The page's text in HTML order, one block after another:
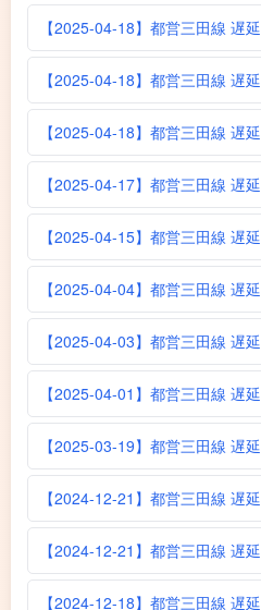
【2025-04-18】都営三田線 遅延
【2025-04-18】都営三田線 遅延
【2025-04-18】都営三田線 遅延
【2025-04-17】都営三田線 遅延
【2025-04-15】都営三田線 遅延
【2025-04-04】都営三田線 遅延
【2025-04-03】都営三田線 遅延
【2025-04-01】都営三田線 遅延
【2025-03-19】都営三田線 遅延
【2024-12-21】都営三田線 遅延
【2024-12-21】都営三田線 遅延
【2024-12-18】都営三田線 遅延